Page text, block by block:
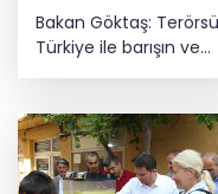
Bakan Göktaş:
Türkiye ile barışın ve
istikrarın güçlendiği